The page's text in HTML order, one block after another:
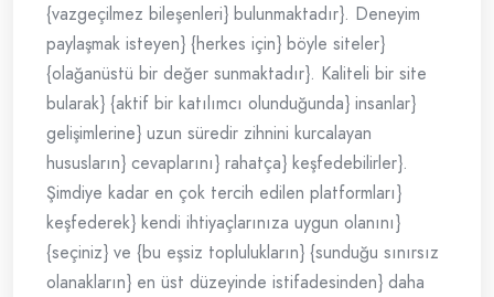
{vazgeçilmez bileşenleri} bulunmaktadır}. Deneyim
paylaşmak isteyen} {herkes için} böyle siteler}
{olağanüstü bir değer sunmaktadır}. Kaliteli bir site
bularak} {aktif bir katılımcı olunduğunda} insanlar}
gelişimlerine} uzun süredir zihnini kurcalayan
hususların} cevaplarını} rahatça} keşfedebilirler}.
Şimdiye kadar en çok tercih edilen platformları}
keşfederek} kendi ihtiyaçlarınıza uygun olanını}
{seçiniz} ve {bu eşsiz toplulukların} {sunduğu sınırsız
olanakların} en üst düzeyinde istifadesinden} daha